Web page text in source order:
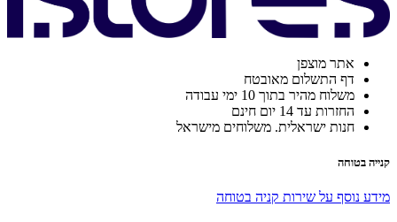
אתר מוצפן
דף התשלום מאובטח
משלוח מהיר בתוך 10 ימי עבודה
החזרות עד 14 יום חינם
חנות ישראלית. משלוחים מישראל
קנייה בטוחה
מידע נוסף על שירות קניה בטוחה